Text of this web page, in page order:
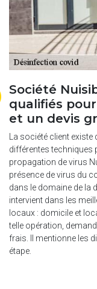
Société
qualifiés
et un devis
La société client existe
différentes techniques
propagation de virus
présence de virus du
dans le domaine de la
intervient dans les
locaux : domicile et
telle opération,
frais. Il mentionne les
étape.